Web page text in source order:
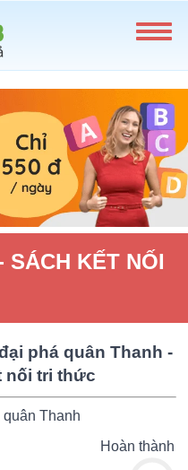
SÁCH KẾT NỐI
phá quân Thanh -
nối tri thức
quân Thanh
Hoàn thành